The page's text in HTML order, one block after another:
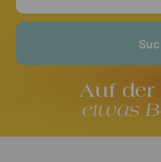
Auf der
etwas